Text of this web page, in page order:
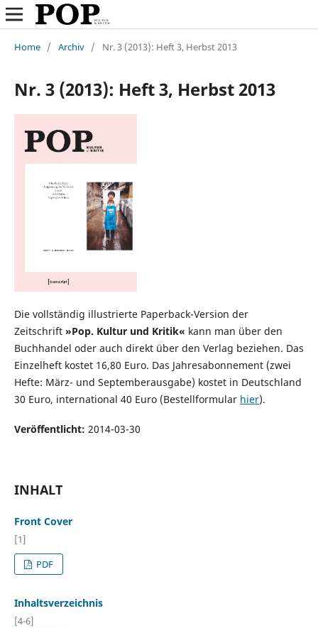
Home / Archiv / Nr. 3 (2013): Heft 3, Herbst 2013
Nr. 3 (2013): Heft 3, Herbst 2013
Die vollständig illustrierte Paperback-Version der
Zeitschrift »Pop. Kultur und Kritik« kann man über den
Buchhandel oder auch direkt über den Verlag beziehen. Das
Einzelheft kostet 16,80 Euro. Das Jahresabonnement (zwei
Hefte: März- und Septemberausgabe) kostet in Deutschland
30 Euro, international 40 Euro (Bestellformular hier).
Veröffentlicht: 2014-03-30
INHALT
Front Cover
[1]
PDF
Inhaltsverzeichnis
[4-6]